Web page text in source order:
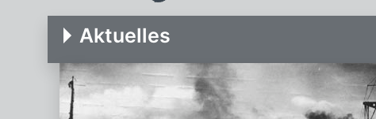
Aktuelles